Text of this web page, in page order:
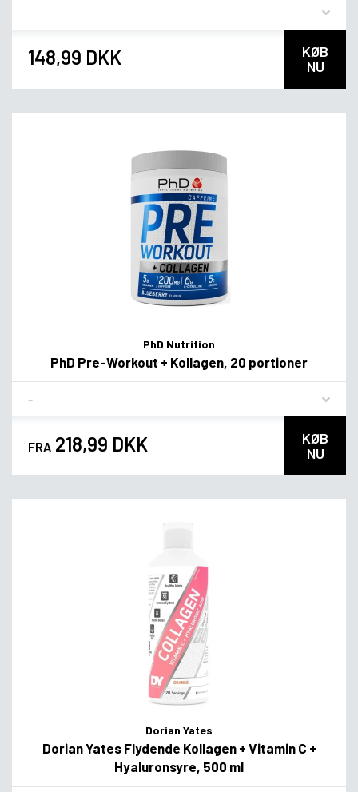
148,99 DKK
KØB
NU
PhD Nutrition
PhD Pre-Workout + Kollagen, 20 portioner
FRA 218,99 DKK
KØB
NU
Dorian Yates
Dorian Yates Flydende Kollagen + Vitamin C +
Hyaluronsyre, 500 ml